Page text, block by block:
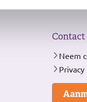
Contact
Neem
Privacy